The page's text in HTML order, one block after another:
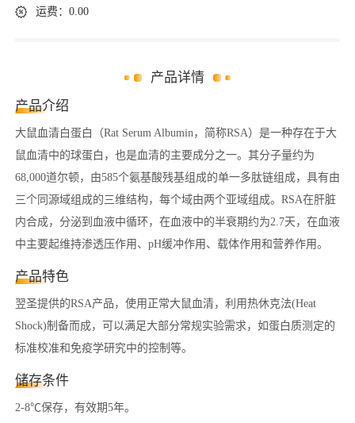
运费：0.00
产品详情
产品介绍
大鼠血清白蛋白（Rat Serum Albumin，简称RSA）是一种存在于大
鼠血清中的球蛋白，也是血清的主要成分之一。其分子量约为
68,000道尔顿，由585个氨基酸残基组成的单一多肽链组成，具有由
三个同源域组成的三维结构，每个域由两个亚域组成。RSA在肝脏
内合成，分泌到血液中循环，在血液中的半衰期约为2.7天，在血液
中主要起维持渗透压作用、pH缓冲作用、载体作用和营养作用。
产品特色
翌圣提供的RSA产品，使用正常大鼠血清，利用热休克法(Heat
Shock)制备而成，可以满足大部分常规实验需求，如蛋白质测定的
标准校准和免疫学研究中的控制等。
储存条件
2-8℃保存，有效期5年。